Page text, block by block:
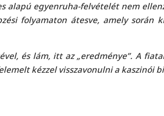
alapú egyenruha-felvételét nem
folyamaton átesve, amely során
és lám, itt az „eredménye”. A
kézzel visszavonulni a kaszinói